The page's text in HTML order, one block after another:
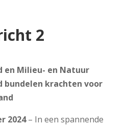
2
en Milieu- en Natuur
bundelen krachten voor
2024– In een spannende